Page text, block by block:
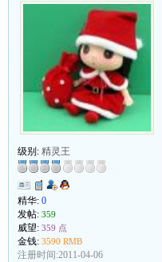
级别: 精灵王
精华: 0
发帖: 359
威望: 359 点
金钱: 3590 RMB
注册时间:2011-04-06